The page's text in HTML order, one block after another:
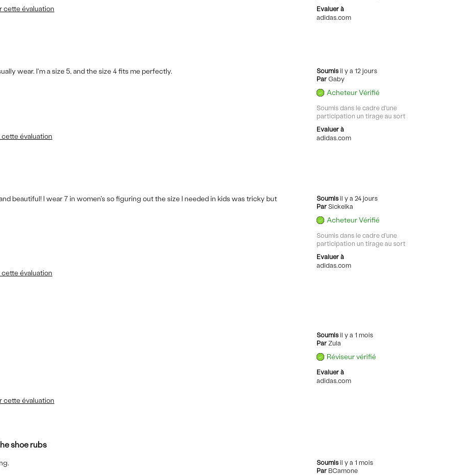
Evaluer à
adidas.com
cette évaluation
Soumisil y a 12 jours
Par Gaby
Acheteur Vérifié
Soumis dans le cadre d'une
participation un tirage au sort
Evaluer à
adidas.com
wear. I'm a size 5, and the size 4 fits me perfectly.
cette évaluation
Soumisil y a 24 jours
Par Sickelka
Acheteur Vérifié
Soumis dans le cadre d'une
participation un tirage au sort
Evaluer à
adidas.com
beautiful! I wear 7 in women's so figuring out the size I needed in kids was tricky but
cette évaluation
Soumisil y a 1 mois
Par Zula
Réviseur vérifié
Evaluer à
adidas.com
cette évaluation
shoe rubs
Soumisil y a 1 mois
Par BCamone